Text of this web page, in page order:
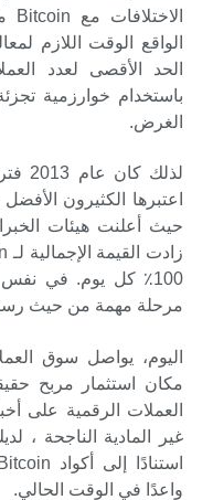
الواقع الوقت اللازم
الحد الأقصى لعدد
باستخدام خوارزمية
الغرض.
اعتبرها الكثيرون
حيث أعلنت هيئات
مرحلة مهمة من حيث
اليوم، يواصل سوق
مكان استثمار مربح
العملات الرقمية على
واعدًا في الوقت الحالي.